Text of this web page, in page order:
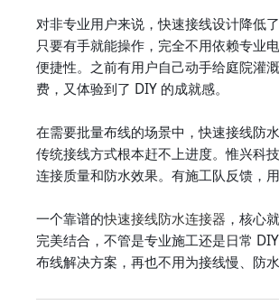
对非专业用户来说，快速接线设计降低
只要有手就能操作，完全不用依赖专业
便捷性。之前有用户自己动手给庭院灌
费，又体验到了 DIY 的成就感。
在需要批量布线的场景中，快速接线防
传统接线方式根本赶不上进度。惟兴科
连接质量和防水效果。有施工队反馈，
一个靠谱的快速接线防水连接器 ，核心
完美结合，不管是专业施工还是日常
布线解决方案，再也不用为接线慢、防水